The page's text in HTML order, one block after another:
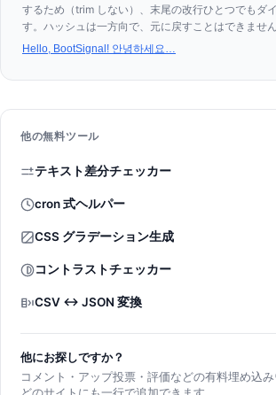
するため（trim しない）、末尾の改行ひとつでもダ
す。ハッシュは一方向で、元に戻すことはできません
Hello, BootSignal! 안녕하세요…
他の無料ツール
テキスト差分チェッカー
cron 式ヘルパー
CSS グラデーション生成
コントラストチェッカー
CSV ↔ JSON 変換
他にお探しですか？
コメント・アップ投票・評価などの有料埋め込み